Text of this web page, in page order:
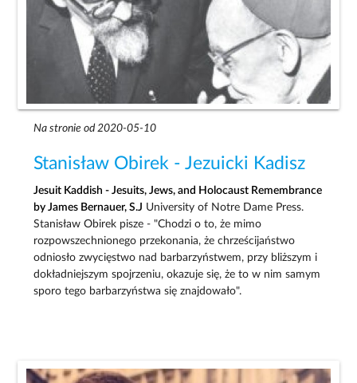
Na stronie od 2020-05-10
Stanisław Obirek - Jezuicki Kadisz
Jesuit Kaddish - Jesuits, Jews, and Holocaust Remembrance
by James Bernauer, S.J University of Notre Dame Press.
Stanisław Obirek pisze - "Chodzi o to, że mimo
rozpowszechnionego przekonania, że chrześcijaństwo
odniosło zwycięstwo nad barbarzyństwem, przy bliższym i
dokładniejszym spojrzeniu, okazuje się, że to w nim samym
sporo tego barbarzyństwa się znajdowało".